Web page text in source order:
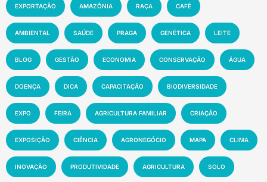
EXPORTAÇÃO AMAZÔNIA RAÇA CAFÉ
AMBIENTAL SAÚDE PRAGA GENÉTICA LEITE
BLOG GESTÃO ECONOMIA CONSERVAÇÃO ÁGUA
DOENÇA DICA CAPACITAÇÃO BIODIVERSIDADE
EXPO FEIRA AGRICULTURA FAMILIAR CRIAÇÃO
EXPOSIÇÃO CIÊNCIA AGRONEGÓCIO MAPA CLIMA
INOVAÇÃO PRODUTIVIDADE AGRICULTURA SOLO